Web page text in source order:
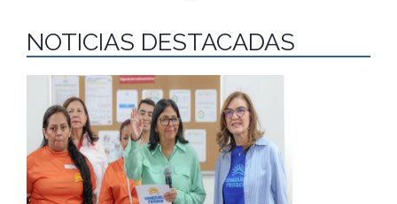
NOTICIAS DESTACADAS